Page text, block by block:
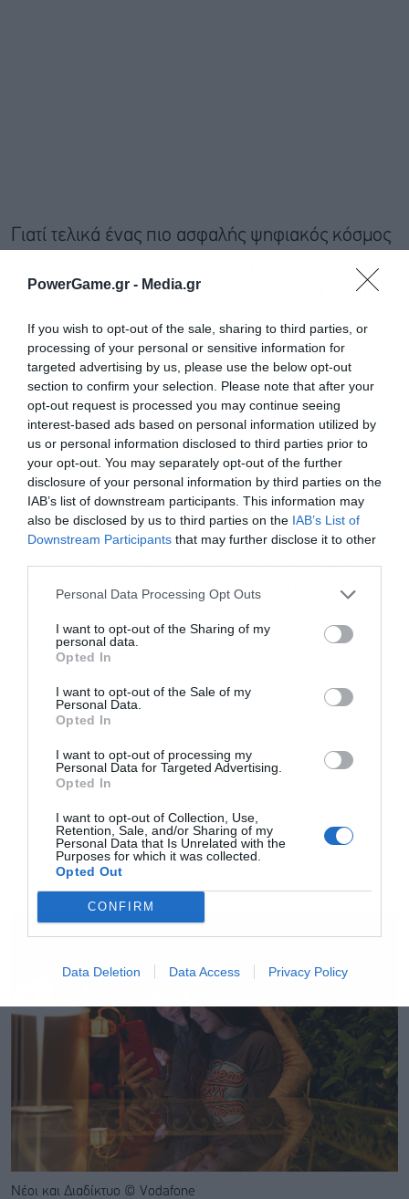
PowerGame.gr - Media.gr
If you wish to opt-out of the sale, sharing to third parties, or
processing of your personal or sensitive information for
targeted advertising by us, please use the below opt-out
section to confirm your selection. Please note that after your
opt-out request is processed you may continue seeing
interest-based ads based on personal information utilized by
us or personal information disclosed to third parties prior to
your opt-out. You may separately opt-out of the further
disclosure of your personal information by third parties on the
IAB’s list of downstream participants. This information may
also be disclosed by us to third parties on the IAB’s List of
Downstream Participants that may further disclose it to other
Personal Data Processing Opt Outs
I want to opt-out of the Sharing of my
personal data.
Opted In
I want to opt-out of the Sale of my
Personal Data.
Opted In
I want to opt-out of processing my
Personal Data for Targeted Advertising.
Opted In
I want to opt-out of Collection, Use,
Retention, Sale, and/or Sharing of my
Personal Data that Is Unrelated with the
Purposes for which it was collected.
Opted Out
CONFIRM
Data Deletion Data Access Privacy Policy
Γιατί τελικά ένας πιο ασφαλής ψηφιακός κόσμος
δεν χτίζεται με φόβο και περιορισμούς, αλλά με
γνώση, υποστήριξη και σωστά εργαλεία. Και η
ψηφιακή ευημερία των νέων είναι μια υπόθεση
που αφορά όλους: οικογένειες, σχολεία,
οργανισμούς και εταιρείες τεχνολογίας.
Το μέλλον της ψηφιακής ζωής δεν είναι να
είμαστε λιγότερο συνδεδεμένοι. Είναι να είμαστε
πιο προστατευμένοι, πιο ενημερωμένοι και πιο
ισορροπημένοι.
κατεβάσετε την εφαρμογή επισκεφτείτε το
vodafone/toziapp
Νέοι και Διαδίκτυο © Vodafone